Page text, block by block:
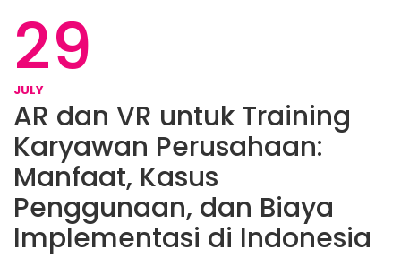
29
JULY
AR dan VR untuk Training
Karyawan Perusahaan:
Manfaat, Kasus
Penggunaan, dan Biaya
Implementasi di Indonesia